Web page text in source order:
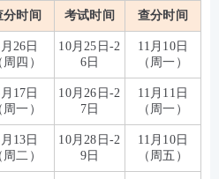
分时间 考试时间 查分时间
26日
周四）
10月25日-2
6日
11月10日
（周一）
17日
周一）
10月26日-2
7日
11月11日
（周一）
13日
周二）
10月28日-2
9日
11月10日
（周五）